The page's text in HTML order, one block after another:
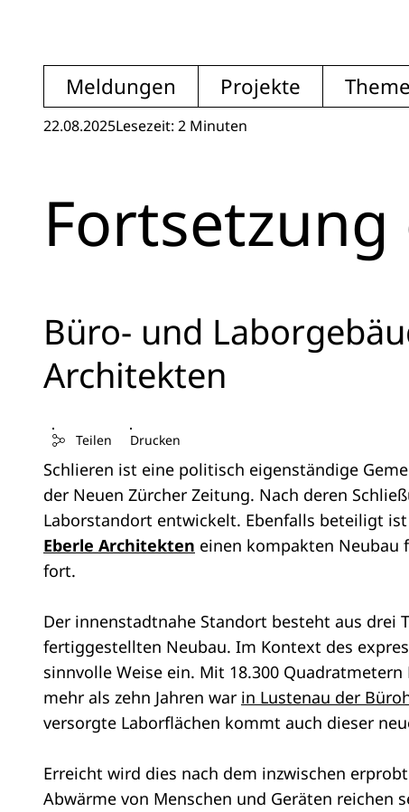
Meldungen Projekte
22.08.2025Lesezeit: 2 Minuten
Büro- und
Architekten
Teilen Drucken
Schlieren ist eine politisch eigenständige
der Neuen Zürcher Zeitung. Nach deren
Laborstandort entwickelt. Ebenfalls beteiligt
Eberle Architekten einen kompakten Neubau
fort.
Der innenstadtnahe Standort besteht aus drei
fertiggestellten Neubau. Im Kontext des
sinnvolle Weise ein. Mit 18.300
mehr als zehn Jahren war in Lustenau der
versorgte Laborflächen kommt auch dieser
Erreicht wird dies nach dem inzwischen
Abwärme von Menschen und Geräten reichen